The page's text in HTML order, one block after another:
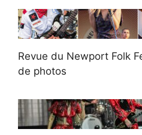
Revue du Newport Folk
de photos